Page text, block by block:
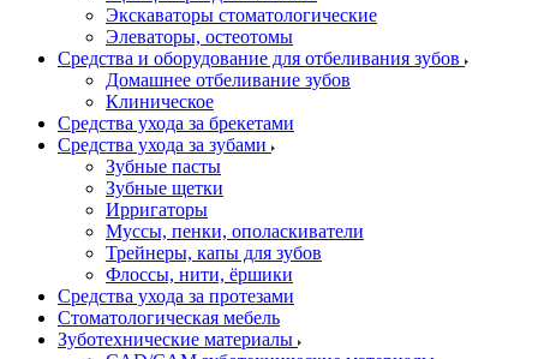
Экскаваторы стоматологические
Элеваторы, остеотомы
Средства и оборудование для отбеливания зубов
Домашнее отбеливание зубов
Клиническое
Средства ухода за брекетами
Средства ухода за зубами
Зубные пасты
Зубные щетки
Ирригаторы
Муссы, пенки, ополаскиватели
Трейнеры, капы для зубов
Флоссы, нити, ёршики
Средства ухода за протезами
Стоматологическая мебель
Зуботехнические материалы